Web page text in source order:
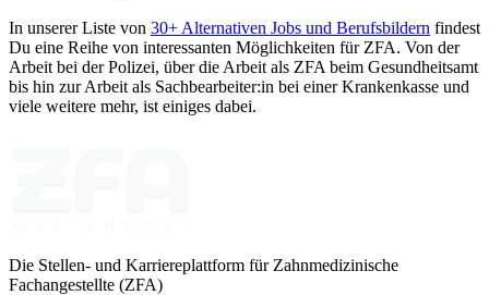
In unserer Liste von 30+ Alternativen Jobs und Berufsbildern findest
Du eine Reihe von interessanten Möglichkeiten für ZFA. Von der
Arbeit bei der Polizei, über die Arbeit als ZFA beim Gesundheitsamt
bis hin zur Arbeit als Sachbearbeiter:in bei einer Krankenkasse und
viele weitere mehr, ist einiges dabei.
Die Stellen- und Karriereplattform für Zahnmedizinische
Fachangestellte (ZFA)